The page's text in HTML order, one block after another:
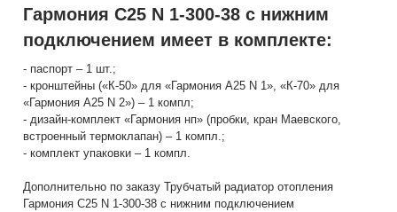
Гармония С25 N 1-300-38 с нижним
подключением имеет в комплекте:
- паспорт – 1 шт.;
- кронштейны («К-50» для «Гармония А25 N 1», «К-70» для
«Гармония А25 N 2») – 1 компл;
- дизайн-комплект «Гармония нп» (пробки, кран Маевского,
встроенный термоклапан) – 1 компл.;
- комплект упаковки – 1 компл.
Дополнительно по заказу Трубчатый радиатор отопления
Гармония С25 N 1-300-38 с нижним подключением